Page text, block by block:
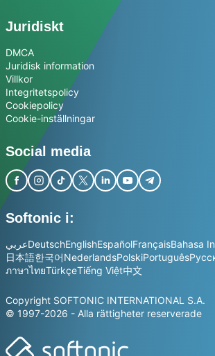
Juridiskt
DMCA
Juridisk information
Villkor
Integritetspolicy
Cookiepolicy
Cookie-inställningar
Social media
Softonic i:
عربيDeutschEnglishEspañolFrançaisBahasa
日本語한국어NederlandsPolskiPortuguês
ภาษาไทยTürkçeTiếng Việt中文
Copyright SOFTONIC INTERNATIONAL S.A.
© 1997-2026 - Alla rättigheter reserverade